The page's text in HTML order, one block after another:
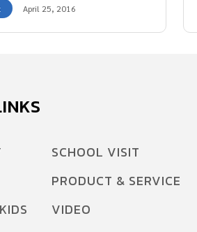
April 25, 2016
SCHOOL VISIT
PRODUCT & SERVICE
VIDEO